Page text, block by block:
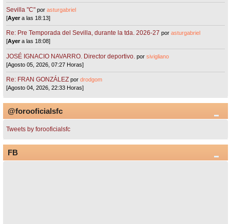
Sevilla "C"porasturgabriel
[Ayera las 18:13]
Re: Pre Temporada del Sevilla, durante la tda. 2026-27 porasturgabriel
[Ayera las 18:08]
JOSÉ IGNACIO NAVARRO. Director deportivo. porsivigliano
[Agosto 05, 2026, 07:27 Horas]
Re: FRAN GONZÁLEZ pordrodgom
[Agosto 04, 2026, 22:33 Horas]
@forooficialsfc
Tweets by forooficialsfc
FB